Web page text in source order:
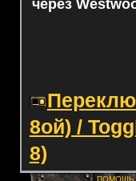
через
8ой) /
8)
ПОМОЩЬ